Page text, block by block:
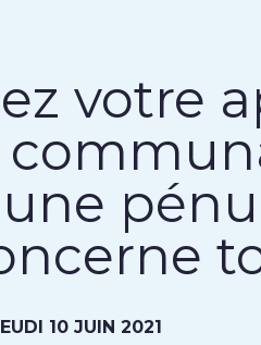
votre
10 JUIN 2021